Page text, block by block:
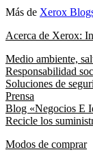
Más de Xerox
Acerca de Xerox:
Medio ambiente,
Responsabilidad
Soluciones de
Prensa
Blog «Negocios E
Recicle los
Modos de comprar